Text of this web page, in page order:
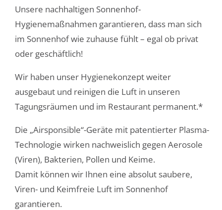
Unsere nachhaltigen Sonnenhof-
Hygienemaßnahmen garantieren, dass man sich
im Sonnenhof wie zuhause fühlt – egal ob privat
oder geschäftlich!
Wir haben unser Hygienekonzept weiter
ausgebaut und reinigen die Luft in unseren
Tagungsräumen und im Restaurant permanent.*
Die „Airsponsible“-Geräte mit patentierter Plasma-
Technologie wirken nachweislich gegen Aerosole
(Viren), Bakterien, Pollen und Keime.
Damit können wir Ihnen eine absolut saubere,
Viren- und Keimfreie Luft im Sonnenhof
garantieren.